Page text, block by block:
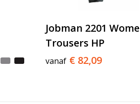
Jobman 2201
Trousers HP
vanaf € 82,09